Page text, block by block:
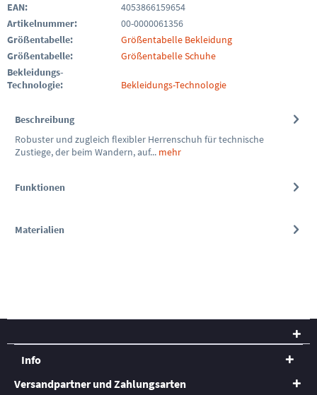
EAN:
4053866159654
Artikelnummer:
00-0000061356
Größentabelle:
Größentabelle Bekleidung
Größentabelle:
Größentabelle Schuhe
Bekleidungs-
Technologie:
Bekleidungs-Technologie
Beschreibung
Robuster und zugleich flexibler Herrenschuh für technische
Zustiege, der beim Wandern, auf... mehr
Funktionen
Materialien
Info
Versandpartner und Zahlungsarten